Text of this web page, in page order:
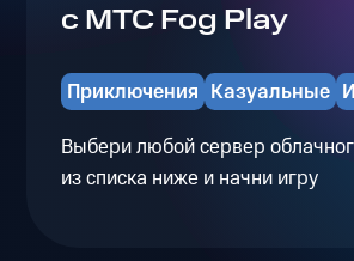
с МТС Fog Play
Приключения Казуальные
Выбери любой сервер
из списка ниже и начни игру